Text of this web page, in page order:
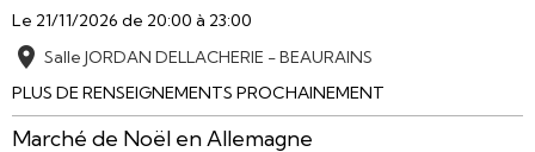
Le 21/11/2026 de 20:00 à 23:00
Salle JORDAN DELLACHERIE - BEAURAINS
PLUS DE RENSEIGNEMENTS PROCHAINEMENT
Marché de Noël en Allemagne